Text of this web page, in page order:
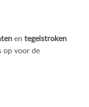
en tegelstroken
op voor de